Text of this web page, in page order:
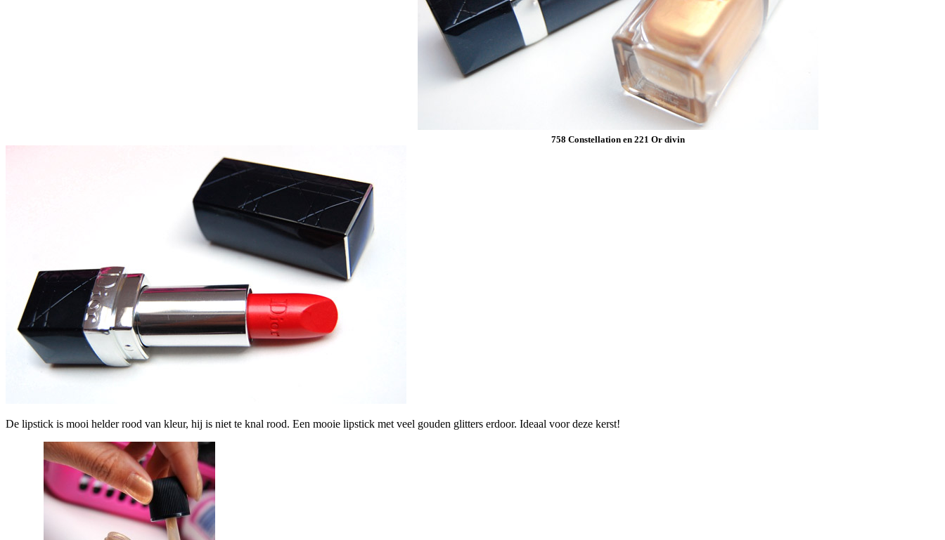
758 Constellation en 221 Or divin
De lipstick is mooi helder rood van kleur, hij is niet te knal rood. Een mooie lipstick met veel gouden glitters erdoor. Ideaal voor deze kerst!